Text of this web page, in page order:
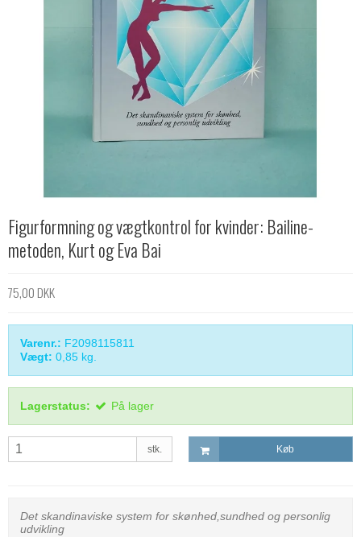
Figurformning og vægtkontrol for kvinder: Bailine-
metoden, Kurt og Eva Bai
75,00 DKK
Varenr.: F2098115811
Vægt: 0,85 kg.
Lagerstatus: På lager
stk. Køb
Det skandinaviske system for skønhed,sundhed og personlig
udvikling